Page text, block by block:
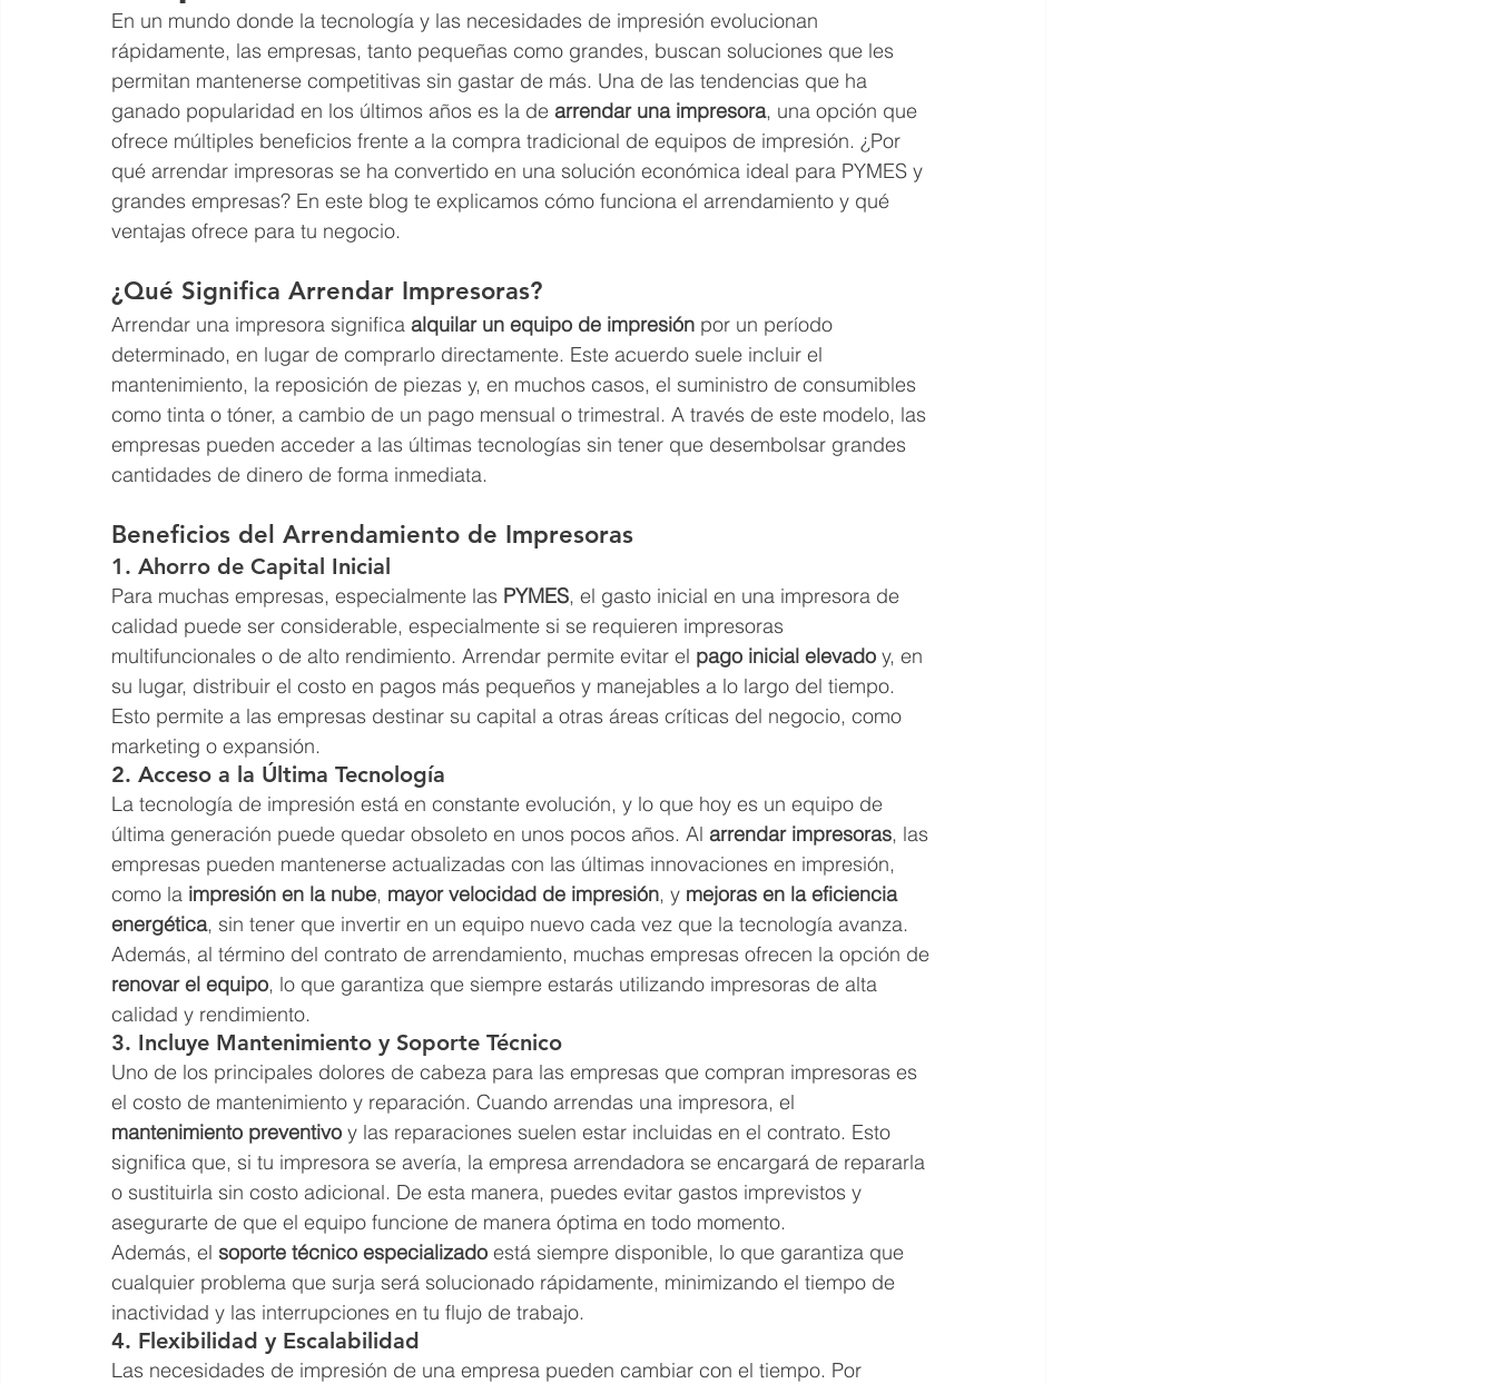
En un mundo donde la tecnología y las necesidades de impresión evolucionan
rápidamente, las empresas, tanto pequeñas como grandes, buscan soluciones que les
permitan mantenerse competitivas sin gastar de más. Una de las tendencias que ha
ganado popularidad en los últimos años es la de arrendar una impresora, una opción que
ofrece múltiples beneficios frente a la compra tradicional de equipos de impresión. ¿Por
qué arrendar impresoras se ha convertido en una solución económica ideal para PYMES y
grandes empresas? En este blog te explicamos cómo funciona el arrendamiento y qué
ventajas ofrece para tu negocio.
¿Qué Significa Arrendar Impresoras?
Arrendar una impresora significa alquilar un equipo de impresión por un período
determinado, en lugar de comprarlo directamente. Este acuerdo suele incluir el
mantenimiento, la reposición de piezas y, en muchos casos, el suministro de consumibles
como tinta o tóner, a cambio de un pago mensual o trimestral. A través de este modelo, las
empresas pueden acceder a las últimas tecnologías sin tener que desembolsar grandes
cantidades de dinero de forma inmediata.
Beneficios del Arrendamiento de Impresoras
1. Ahorro de Capital Inicial
Para muchas empresas, especialmente las PYMES, el gasto inicial en una impresora de
calidad puede ser considerable, especialmente si se requieren impresoras
multifuncionales o de alto rendimiento. Arrendar permite evitar el pago inicial elevado y, en
su lugar, distribuir el costo en pagos más pequeños y manejables a lo largo del tiempo.
Esto permite a las empresas destinar su capital a otras áreas críticas del negocio, como
marketing o expansión.
2. Acceso a la Última Tecnología
La tecnología de impresión está en constante evolución, y lo que hoy es un equipo de
última generación puede quedar obsoleto en unos pocos años. Al arrendar impresoras, las
empresas pueden mantenerse actualizadas con las últimas innovaciones en impresión,
como la impresión en la nube, mayor velocidad de impresión, y mejoras en la eficiencia
energética, sin tener que invertir en un equipo nuevo cada vez que la tecnología avanza.
Además, al término del contrato de arrendamiento, muchas empresas ofrecen la opción de
renovar el equipo, lo que garantiza que siempre estarás utilizando impresoras de alta
calidad y rendimiento.
3. Incluye Mantenimiento y Soporte Técnico
Uno de los principales dolores de cabeza para las empresas que compran impresoras es
el costo de mantenimiento y reparación. Cuando arrendas una impresora, el
mantenimiento preventivo y las reparaciones suelen estar incluidas en el contrato. Esto
significa que, si tu impresora se avería, la empresa arrendadora se encargará de repararla
o sustituirla sin costo adicional. De esta manera, puedes evitar gastos imprevistos y
asegurarte de que el equipo funcione de manera óptima en todo momento.
Además, el soporte técnico especializado está siempre disponible, lo que garantiza que
cualquier problema que surja será solucionado rápidamente, minimizando el tiempo de
inactividad y las interrupciones en tu flujo de trabajo.
4. Flexibilidad y Escalabilidad
Las necesidades de impresión de una empresa pueden cambiar con el tiempo. Por